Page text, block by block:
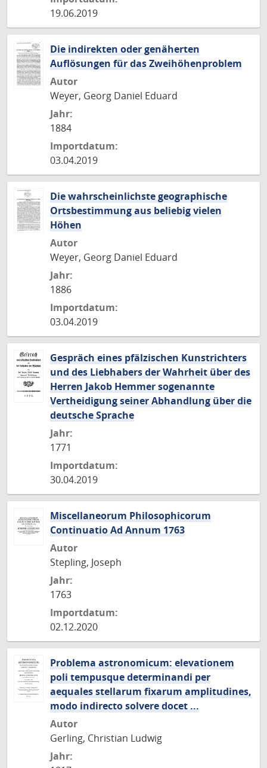
19.06.2019
Die indirekten oder genäherten
Auflösungen für das Zweihöhenproblem
Autor
Weyer, Georg Daniel Eduard
Jahr:
1884
Importdatum:
03.04.2019
Die wahrscheinlichste geographische
Ortsbestimmung aus beliebig vielen
Höhen
Autor
Weyer, Georg Daniel Eduard
Jahr:
1886
Importdatum:
03.04.2019
Gespräch eines pfälzischen Kunstrichters
und des Liebhabers der Wahrheit über des
Herren Jakob Hemmer sogenannte
Vertheidigung seiner Abhandlung über die
deutsche Sprache
Jahr:
1771
Importdatum:
30.04.2019
Miscellaneorum Philosophicorum
Continuatio Ad Annum 1763
Autor
Stepling, Joseph
Jahr:
1763
Importdatum:
02.12.2020
Problema astronomicum: elevationem
poli tempusque determinandi per
aequales stellarum fixarum amplitudines,
modo indirecto solvere docet ...
Autor
Gerling, Christian Ludwig
Jahr: